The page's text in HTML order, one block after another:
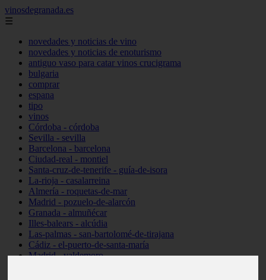
vinosdegranada.es
☰
novedades y noticias de vino
novedades y noticias de enoturismo
antiguo vaso para catar vinos crucigrama
bulgaria
comprar
espana
tipo
vinos
Córdoba - córdoba
Sevilla - sevilla
Barcelona - barcelona
Ciudad-real - montiel
Santa-cruz-de-tenerife - guía-de-isora
La-rioja - casalarreina
Almería - roquetas-de-mar
Madrid - pozuelo-de-alarcón
Granada - almuñécar
Illes-balears - alcúdia
Las-palmas - san-bartolomé-de-tirajana
Cádiz - el-puerto-de-santa-maría
Madrid - valdemoro